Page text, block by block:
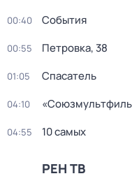
00:40 События
00:55 Петровка, 38
01:05 Спасатель
04:10
04:55 10 самых
РЕН ТВ